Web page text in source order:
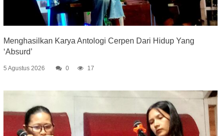
Menghasilkan Karya Antologi Cerpen Dari Hidup Yang
‘Absurd’
5 Agustus 2026 0 17